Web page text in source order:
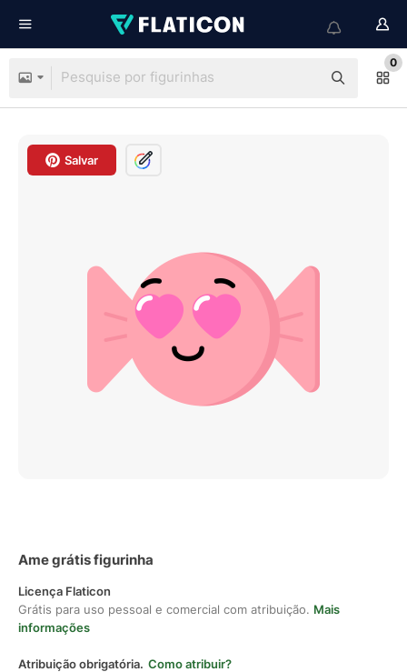
0
Salvar
Ame grátis figurinha
Licença Flaticon
Grátis para uso pessoal e comercial com atribuição. Mais
informações
Atribuição obrigatória. Como atribuir?